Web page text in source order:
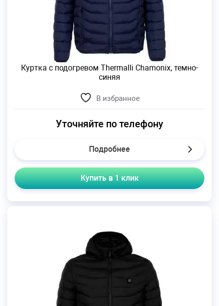
Куртка с подогревом Thermalli Chamonix, темно-
синяя
В избранное
Уточняйте по телефону
Подробнее
Купить в 1 клик